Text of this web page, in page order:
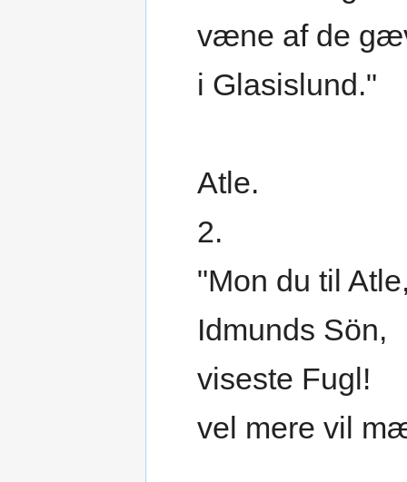
væne af de
i Glasislund."
Atle.
2.
"Mon du til
Idmunds Sön,
viseste Fugl!
vel mere vil